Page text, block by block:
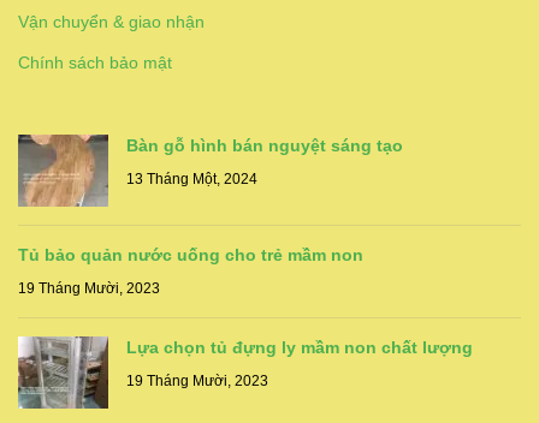
Vận chuyển & giao nhận
Chính sách bảo mật
Bàn gỗ hình bán nguyệt sáng tạo
13 Tháng Một, 2024
Tủ bảo quản nước uống cho trẻ mầm non
19 Tháng Mười, 2023
Lựa chọn tủ đựng ly mầm non chất lượng
19 Tháng Mười, 2023